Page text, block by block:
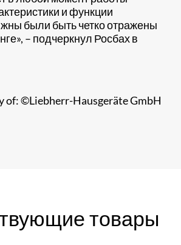
и функции
были быть четко отражены
– подчеркнул Росбах в
of: ©Liebherr-Hausgeräte GmbH
товары